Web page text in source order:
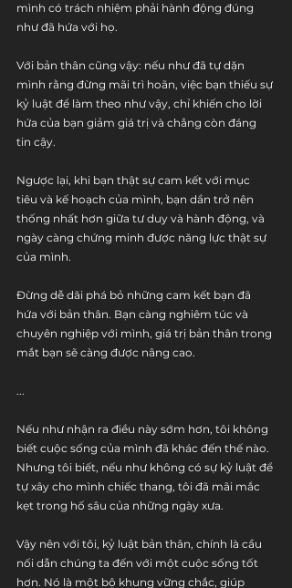
mình có trách nhiệm phải hành động đúng
như đã hứa với họ.
Với bản thân cũng vậy: nếu như đã tự dặn
mình rằng đừng mãi trì hoãn, việc bạn thiếu sự
kỷ luật để làm theo như vậy, chỉ khiến cho lời
hứa của bạn giảm giá trị và chẳng còn đáng
tin cậy.
Ngược lại, khi bạn thật sự cam kết với mục
tiêu và kế hoạch của mình, bạn dần trở nên
thống nhất hơn giữa tư duy và hành động, và
ngày càng chứng minh được năng lực thật sự
của mình.
Đừng dễ dãi phá bỏ những cam kết bạn đã
hứa với bản thân. Bạn càng nghiêm túc và
chuyên nghiệp với mình, giá trị bản thân trong
mắt bạn sẽ càng được nâng cao.
...
Nếu như nhận ra điều này sớm hơn, tôi không
biết cuộc sống của mình đã khác đến thế nào.
Nhưng tôi biết, nếu như không có sự kỷ luật để
tự xây cho mình chiếc thang, tôi đã mãi mắc
kẹt trong hố sâu của những ngày xưa.
Vậy nên với tôi, kỷ luật bản thân, chính là cầu
nối dẫn chúng ta đến với một cuộc sống tốt
hơn. Nó là một bộ khung vững chắc, giúp